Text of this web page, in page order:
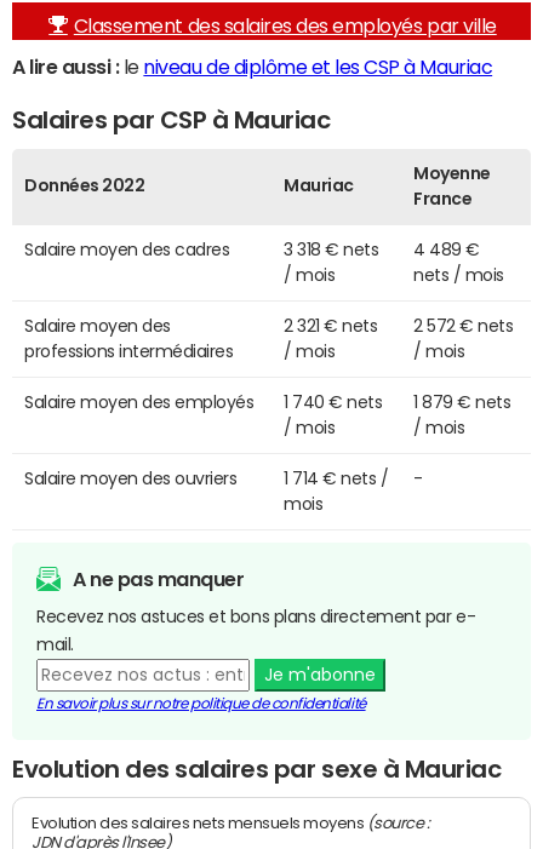
Classement des salaires des employés par ville
A lire aussi :le niveau de diplôme et les CSP à Mauriac
Salaires par CSP à Mauriac
Données 2022 Mauriac
Moyenne
France
Salaire moyen des cadres
3 318 € nets
/ mois
4 489 €
nets / mois
Salaire moyen des
professions intermédiaires
2 321 € nets
/ mois
2 572 € nets
/ mois
Salaire moyen des employés
1 740 € nets
/ mois
1 879 € nets
/ mois
Salaire moyen des ouvriers
1 714 € nets /
mois
-
A ne pas manquer
Recevez nos astuces et bons plans directement par e-
mail.
Je m'abonne
En savoir plus sur notre politique de confidentialité
Evolution des salaires par sexe à Mauriac
Evolution des salaires nets mensuels moyens (source :
JDN d'après l'Insee)